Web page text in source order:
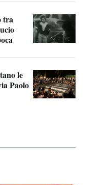
tra
le
Paolo